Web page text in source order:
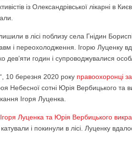
із Олександрівської лікарні в
в лісі поблизу села Гнідин
і переохолодження. Ігорю Луценку
дев’яти годин і супроводжувалися
“, 10 березня 2020 року правоохоронці
Небесної сотні Юрія Вербицького та
Ігоря Луценка.
Ігоря Луценка та Юрія Вербицького
катували і покинули в лісі. Луценку